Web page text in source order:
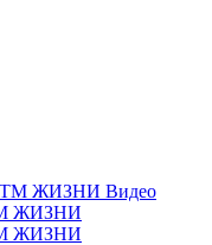
Видео
ЖИЗНИ
ЖИЗНИ